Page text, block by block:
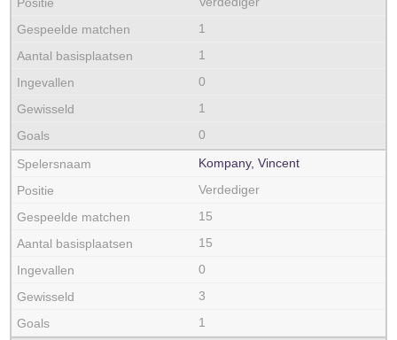
1
1
0
1
0
Kompany, Vincent
Verdediger
15
15
0
3
1